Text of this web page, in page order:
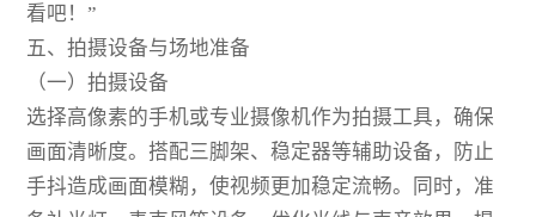
看吧！”
五、拍摄设备与场地准备
（一）拍摄设备
选择高像素的手机或专业摄像机作为拍摄工具，确保
画面清晰度。搭配三脚架、稳定器等辅助设备，防止
手抖造成画面模糊，使视频更加稳定流畅。同时，准